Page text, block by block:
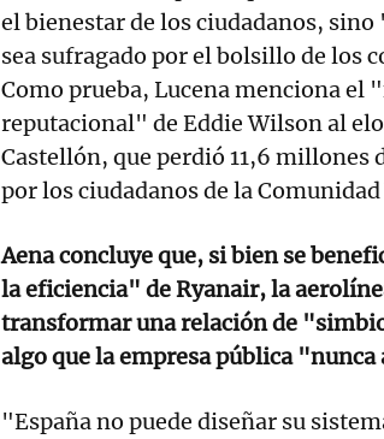
el bienestar de los ciudadanos,
sea sufragado por el bolsillo de los
Como prueba, Lucena menciona el
reputacional" de Eddie Wilson al
Castellón, que perdió 11,6 millones
por los ciudadanos de la
Aena concluye que, si bien se
la eficiencia" de Ryanair, la
transformar una relación de
algo que la empresa pública "nunca
"España no puede diseñar su